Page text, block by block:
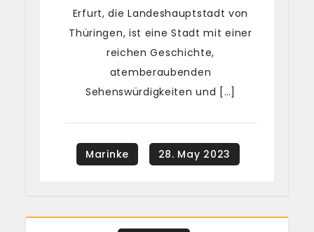
Erfurt, die Landeshauptstadt von
Thüringen, ist eine Stadt mit einer
reichen Geschichte,
atemberaubenden
Sehenswürdigkeiten und […]